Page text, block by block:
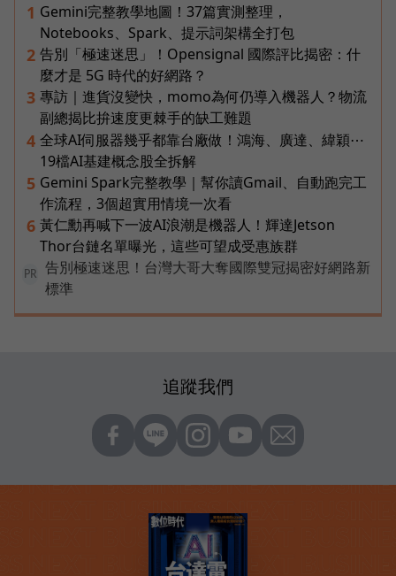
1 Gemini完整教學地圖！37篇實測整理，
Notebooks、Spark、提示詞架構全打包
2 告別「極速迷思」！Opensignal 國際評比揭密：什
麼才是 5G 時代的好網路？
3 專訪｜進貨沒變快，momo為何仍導入機器人？物流
副總揭比拚速度更棘手的缺工難題
4 全球AI伺服器幾乎都靠台廠做！鴻海、廣達、緯穎⋯
19檔AI基建概念股全拆解
5 Gemini Spark完整教學｜幫你讀Gmail、自動跑完工
作流程，3個超實用情境一次看
6 黃仁勳再喊下一波AI浪潮是機器人！輝達Jetson
Thor台鏈名單曝光，這些可望成受惠族群
PR
告別極速迷思！台灣大哥大奪國際雙冠揭密好網路新
標準
追蹤我們